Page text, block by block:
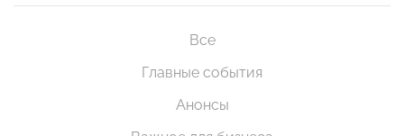
Все
Главные события
Анонсы